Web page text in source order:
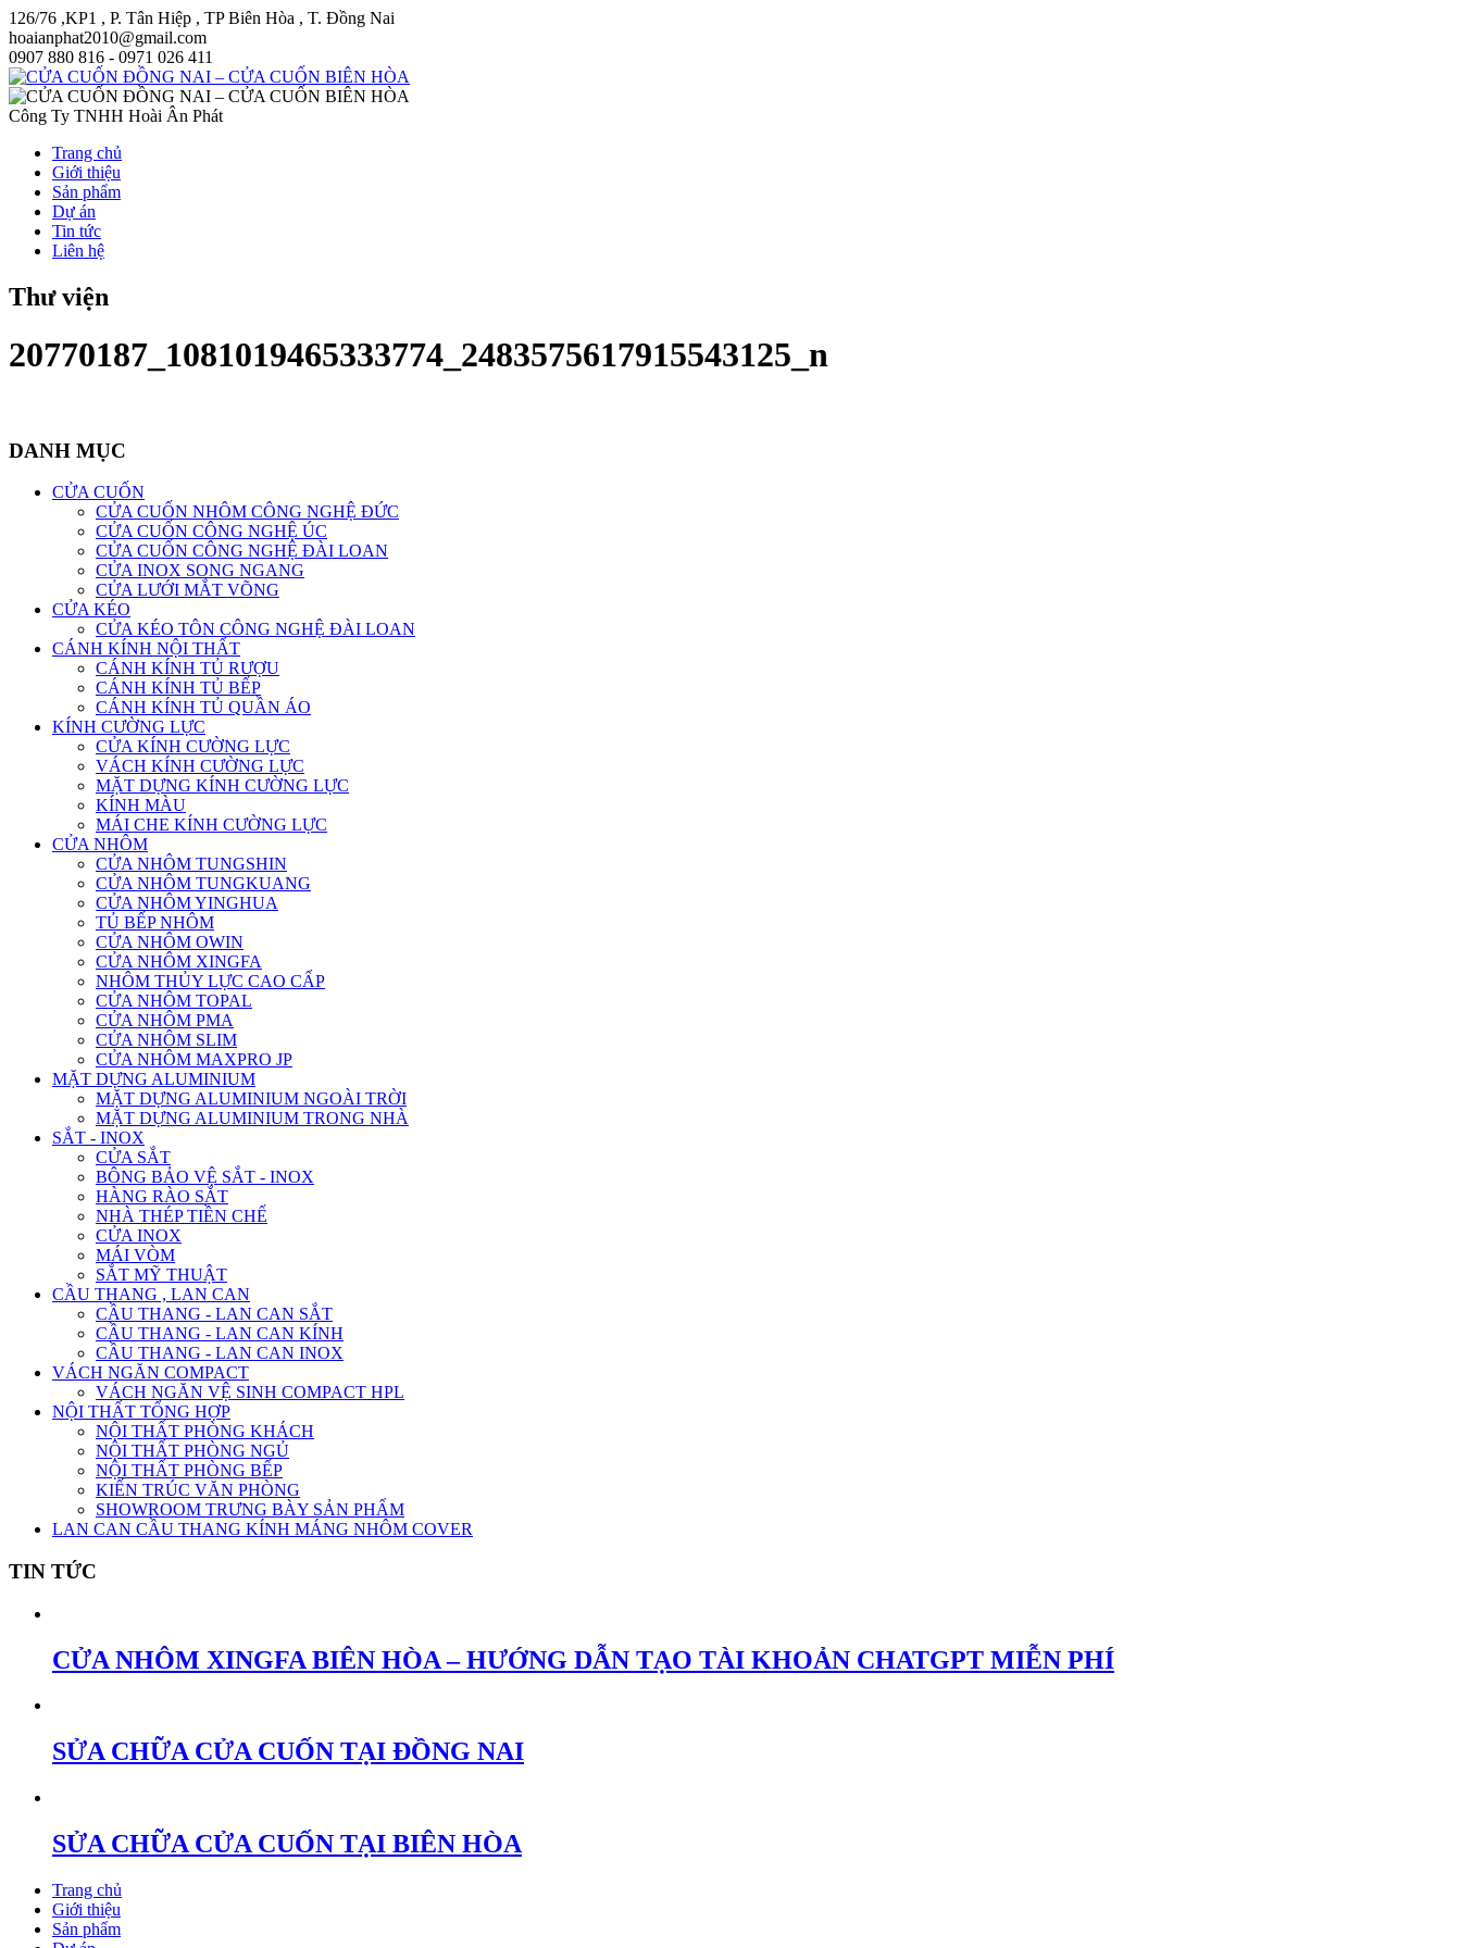
126/76 ,KP1 , P. Tân Hiệp , TP Biên Hòa , T. Đồng Nai
hoaianphat2010@gmail.com
0907 880 816 - 0971 026 411
Công Ty TNHH Hoài Ân Phát
Trang chủ
Giới thiệu
Sản phẩm
Dự án
Tin tức
Liên hệ
Thư viện
20770187_1081019465333774_2483575617915543125_n
DANH MỤC
CỬA CUỐN
CỬA CUỐN NHÔM CÔNG NGHỆ ĐỨC
CỬA CUỐN CÔNG NGHỆ ÚC
CỬA CUỐN CÔNG NGHỆ ĐÀI LOAN
CỬA INOX SONG NGANG
CỬA LƯỚI MẮT VÕNG
CỬA KÉO
CỬA KÉO TÔN CÔNG NGHỆ ĐÀI LOAN
CÁNH KÍNH NỘI THẤT
CÁNH KÍNH TỦ RƯỢU
CÁNH KÍNH TỦ BẾP
CÁNH KÍNH TỦ QUẦN ÁO
KÍNH CƯỜNG LỰC
CỬA KÍNH CƯỜNG LỰC
VÁCH KÍNH CƯỜNG LỰC
MẶT DỰNG KÍNH CƯỜNG LỰC
KÍNH MÀU
MÁI CHE KÍNH CƯỜNG LỰC
CỬA NHÔM
CỬA NHÔM TUNGSHIN
CỬA NHÔM TUNGKUANG
CỬA NHÔM YINGHUA
TỦ BẾP NHÔM
CỬA NHÔM OWIN
CỬA NHÔM XINGFA
NHÔM THỦY LỰC CAO CẤP
CỬA NHÔM TOPAL
CỬA NHÔM PMA
CỬA NHÔM SLIM
CỬA NHÔM MAXPRO JP
MẶT DỰNG ALUMINIUM
MẶT DỰNG ALUMINIUM NGOÀI TRỜI
MẶT DỰNG ALUMINIUM TRONG NHÀ
SẮT - INOX
CỬA SẮT
BÔNG BẢO VỆ SẮT - INOX
HÀNG RÀO SẮT
NHÀ THÉP TIỀN CHẾ
CỬA INOX
MÁI VÒM
SẮT MỸ THUẬT
CẦU THANG , LAN CAN
CẦU THANG - LAN CAN SẮT
CẦU THANG - LAN CAN KÍNH
CẦU THANG - LAN CAN INOX
VÁCH NGĂN COMPACT
VÁCH NGĂN VỆ SINH COMPACT HPL
NỘI THẤT TỔNG HỢP
NỘI THẤT PHÒNG KHÁCH
NỘI THẤT PHÒNG NGỦ
NỘI THẤT PHÒNG BẾP
KIẾN TRÚC VĂN PHÒNG
SHOWROOM TRƯNG BÀY SẢN PHẨM
LAN CAN CẦU THANG KÍNH MÁNG NHÔM COVER
TIN TỨC
CỬA NHÔM XINGFA BIÊN HÒA – HƯỚNG DẪN TẠO TÀI KHOẢN CHATGPT MIỄN PHÍ
SỬA CHỮA CỬA CUỐN TẠI ĐỒNG NAI
SỬA CHỮA CỬA CUỐN TẠI BIÊN HÒA
Trang chủ
Giới thiệu
Sản phẩm